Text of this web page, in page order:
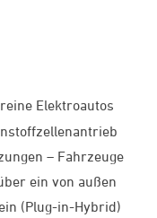
Elektroautos
– Fahrzeuge
ein von außen
(Plug-in-Hybrid)